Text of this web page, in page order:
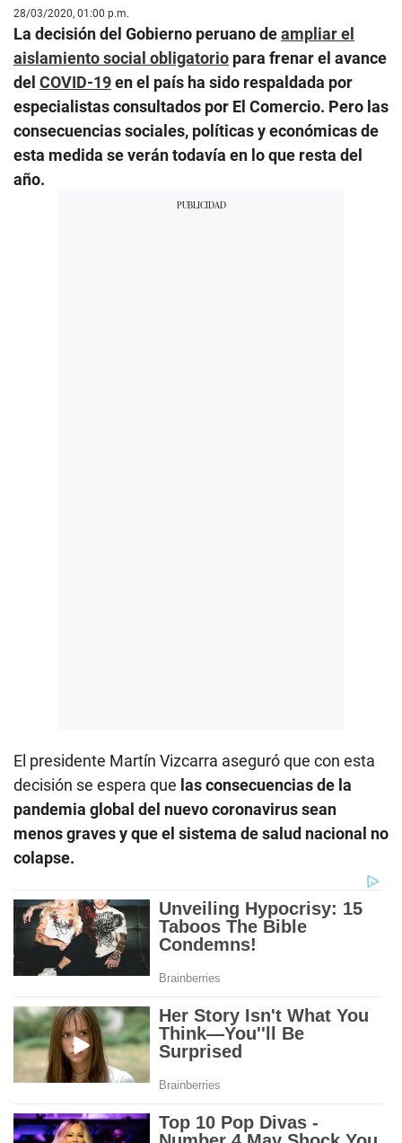
28/03/2020, 01:00 p.m.
La decisión del Gobierno peruano deampliar el
aislamiento social obligatorio para frenar el avance
del COVID-19en el país ha sido respaldada por
especialistas consultados por El Comercio. Pero las
consecuencias sociales, políticas y económicas de
esta medida se verán todavía en lo que resta del
año.
El presidente Martín Vizcarra aseguró que con esta
decisión se espera que las consecuencias de la
pandemia global del nuevo coronavirus sean
menos graves y que el sistema de salud nacional no
colapse.